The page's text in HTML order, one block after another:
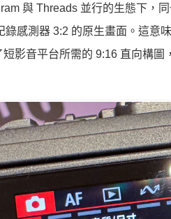
與 Threads 並行的生態下，
錄感測器 3:2 的原生畫面。這意
影音平台所需的 9:16 直向構